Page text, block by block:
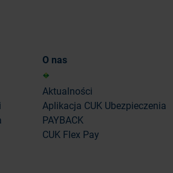
O nas
Aktualności
Aplikacja CUK Ubezpieczenia
PAYBACK
CUK Flex Pay